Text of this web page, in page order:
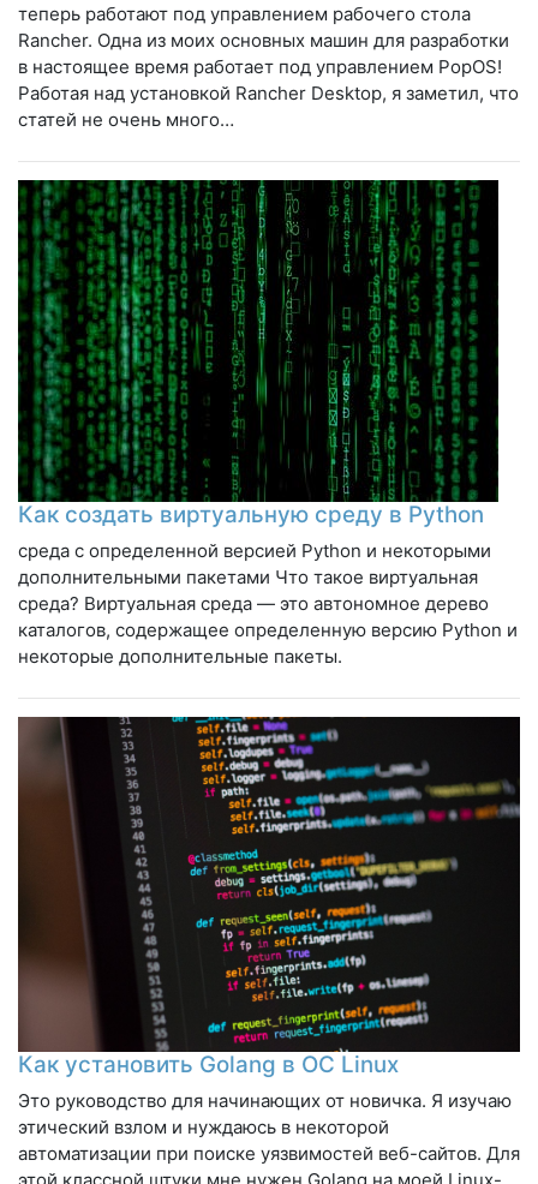
теперь работают под управлением рабочего стола
Rancher. Одна из моих основных машин для разработки
в настоящее время работает под управлением PopOS!
Работая над установкой Rancher Desktop, я заметил, что
статей не очень много…
Как создать виртуальную среду в Python
среда с определенной версией Python и некоторыми
дополнительными пакетами Что такое виртуальная
среда? Виртуальная среда — это автономное дерево
каталогов, содержащее определенную версию Python и
некоторые дополнительные пакеты.
Как установить Golang в ОС Linux
Это руководство для начинающих от новичка. Я изучаю
этический взлом и нуждаюсь в некоторой
автоматизации при поиске уязвимостей веб-сайтов. Для